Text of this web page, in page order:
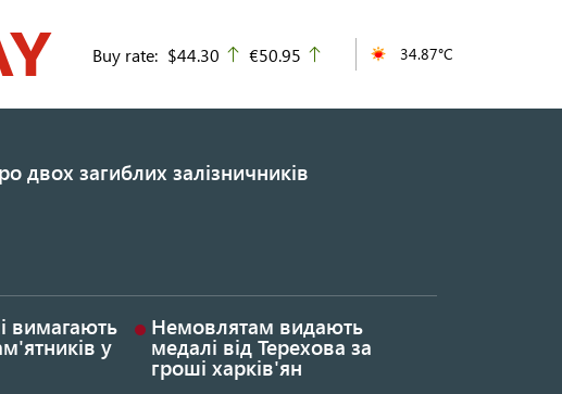
Buy rate: $44.30 up
€50.95 34.87°C
двох загиблих залізничників
вимагають
у
Немовлятам видають
медалі від Терехова за
гроші харків'ян